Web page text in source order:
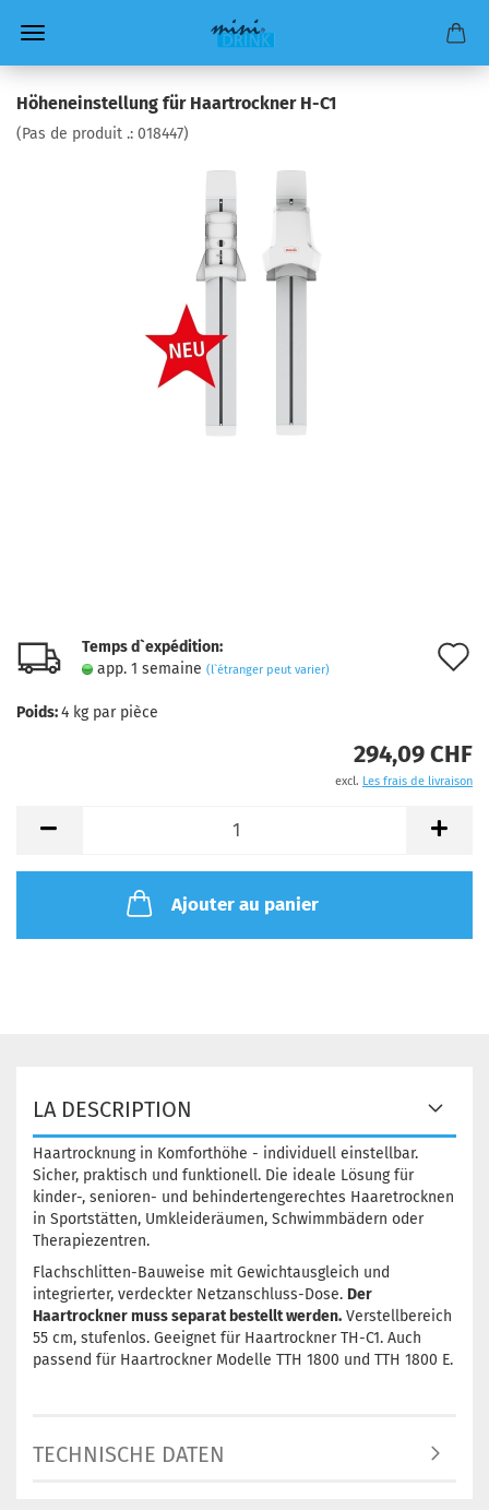
Höheneinstellung für Haartrockner H-C1
(Pas de produit .: 018447)
Temps d`expédition:
app. 1 semaine (l`étranger peut varier)
Poids:4 kg par pièce
294,09 CHF
excl. Les frais de livraison
Ajouter au panier
LA DESCRIPTION
Haartrocknung in Komforthöhe - individuell einstellbar.
Sicher, praktisch und funktionell. Die ideale Lösung für
kinder-, senioren- und behindertengerechtes Haaretrocknen
in Sportstätten, Umkleideräumen, Schwimmbädern oder
Therapiezentren.
Flachschlitten-Bauweise mit Gewichtausgleich und
integrierter, verdeckter Netzanschluss-Dose. Der
Haartrockner muss separat bestellt werden. Verstellbereich
55 cm, stufenlos. Geeignet für Haartrockner TH-C1. Auch
passend für Haartrockner Modelle TTH 1800 und TTH 1800 E.
TECHNISCHE DATEN